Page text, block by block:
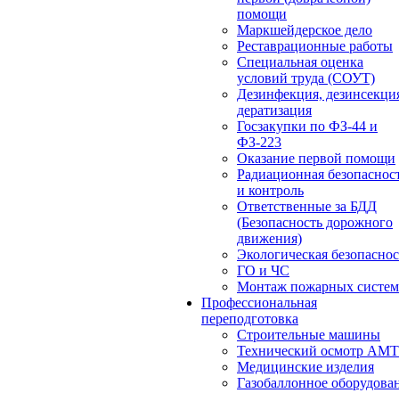
помощи
Маркшейдерское дело
Реставрационные работы
Специальная оценка
условий труда (СОУТ)
Дезинфекция,
дератизация
Госзакупки по ФЗ-44 и
ФЗ-223
Оказание первой помощи
Радиационная
и контроль
Ответственные за БДД
(Безопасность дорожного
движения)
Экологическая
ГО и ЧС
Монтаж пожарных систем
Профессиональная
переподготовка
Строительные машины
Технический осмотр
Медицинские изделия
Газобаллонное